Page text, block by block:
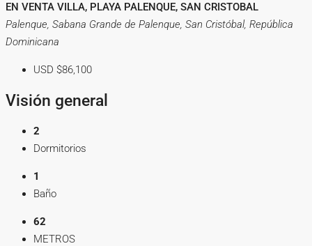
EN VENTA VILLA, PLAYA PALENQUE, SAN CRISTOBAL
Palenque, Sabana Grande de Palenque, San Cristóbal, República
Dominicana
USD $86,100
Visión general
2
Dormitorios
1
Baño
62
METROS